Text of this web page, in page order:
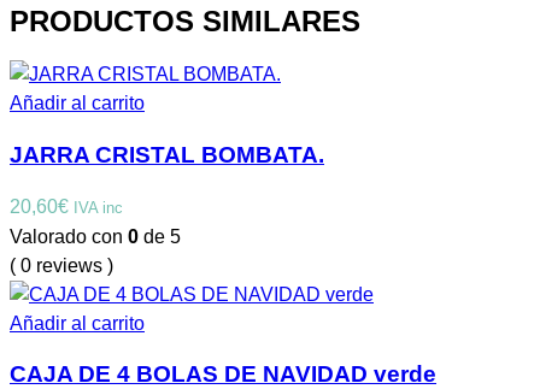
PRODUCTOS SIMILARES
Añadir al carrito
JARRA CRISTAL BOMBATA.
20,60€ IVA inc
Valorado con 0 de 5
( 0 reviews )
Añadir al carrito
CAJA DE 4 BOLAS DE NAVIDAD verde